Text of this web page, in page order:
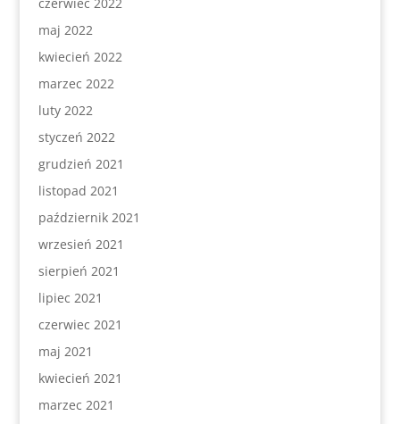
maj 2022
kwiecień 2022
marzec 2022
luty 2022
styczeń 2022
grudzień 2021
listopad 2021
październik 2021
wrzesień 2021
sierpień 2021
lipiec 2021
czerwiec 2021
maj 2021
kwiecień 2021
marzec 2021